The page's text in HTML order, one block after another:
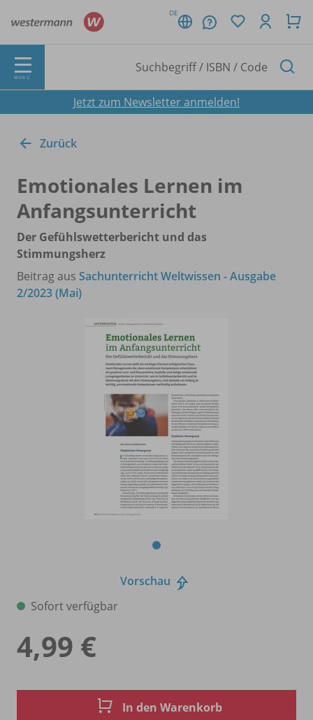
DE
MENÜ
Jetzt zum Newsletter anmelden!
Zurück
Emotionales Lernen im
Anfangsunterricht
Der Gefühlswetterbericht und das
Stimmungsherz
Beitrag aus Sachunterricht Weltwissen - Ausgabe
2/2023 (Mai)
Vorschau
Sofort verfügbar
4,99 €
In den Warenkorb